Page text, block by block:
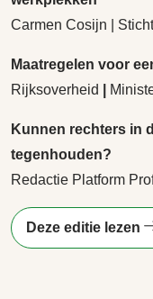
Carmen Cosijn |
Maatregelen voor
Rijksoverheid
Kunnen rechters in
tegenhouden?
Redactie Platform
Deze editie lezen